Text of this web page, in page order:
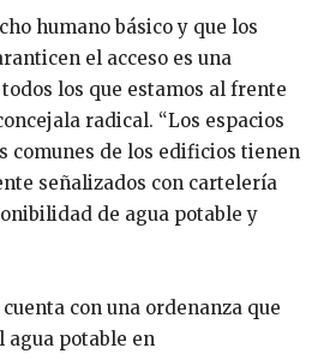
humano básico y que los
el acceso es una
los que estamos al frente
radical. “Los espacios
comunes de los edificios tienen
señalizados con cartelería
de agua potable y
con una ordenanza que
agua potable en